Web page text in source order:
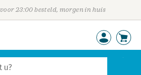
23:00 besteld, morgen in huis